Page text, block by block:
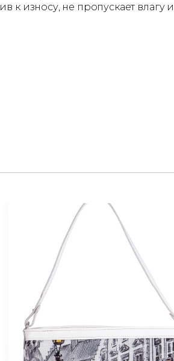
износу, не пропускает влагу